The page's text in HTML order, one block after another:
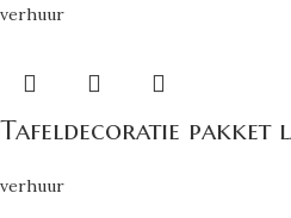
verhuur
Tafeldecoratie pakket
verhuur